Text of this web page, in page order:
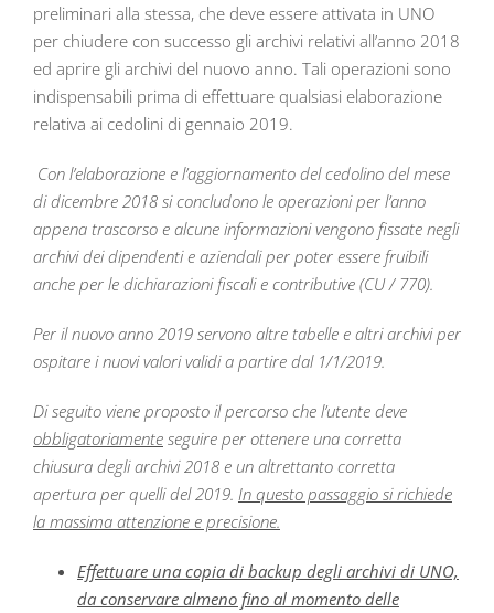
preliminari alla stessa, che deve essere attivata in UNO
per chiudere con successo gli archivi relativi all’anno 2018
ed aprire gli archivi del nuovo anno. Tali operazioni sono
indispensabili prima di effettuare qualsiasi elaborazione
relativa ai cedolini di gennaio 2019.
Con l’elaborazione e l’aggiornamento del cedolino del mese
di dicembre 2018 si concludono le operazioni per l’anno
appena trascorso e alcune informazioni vengono fissate negli
archivi dei dipendenti e aziendali per poter essere fruibili
anche per le dichiarazioni fiscali e contributive (CU / 770).
Per il nuovo anno 2019 servono altre tabelle e altri archivi per
ospitare i nuovi valori validi a partire dal 1/1/2019.
Di seguito viene proposto il percorso che l’utente deve
obbligatoriamente seguire per ottenere una corretta
chiusura degli archivi 2018 e un altrettanto corretta
apertura per quelli del 2019. In questo passaggio si richiede
la massima attenzione e precisione.
Effettuare una copia di backup degli archivi di UNO,
da conservare almeno fino al momento delle